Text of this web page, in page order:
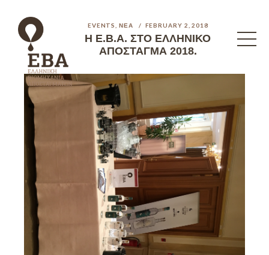
EVENTS ,ΝΈΑ FEBRUARY 2, 2018
Η Ε.Β.Α. ΣΤΟ ΕΛΛΗΝΙΚΌ
ΑΠΌΣΤΑΓΜΑ 2018.